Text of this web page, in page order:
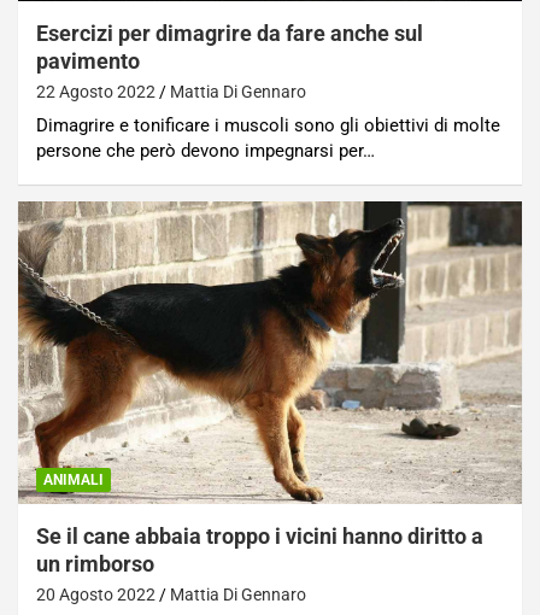
Esercizi per dimagrire da fare anche sul
pavimento
22 Agosto 2022 Mattia Di Gennaro
Dimagrire e tonificare i muscoli sono gli obiettivi di molte
persone che però devono impegnarsi per…
ANIMALI
Se il cane abbaia troppo i vicini hanno diritto a
un rimborso
20 Agosto 2022 Mattia Di Gennaro